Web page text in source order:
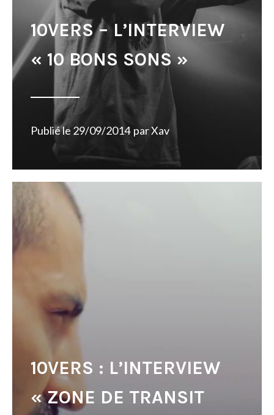
10VERS – L’INTERVIEW
« 10 BONS SONS »
Publié le 29/09/2014 parXav
10VERS : L’INTERVIEW
« ZONE DE TRANSIT